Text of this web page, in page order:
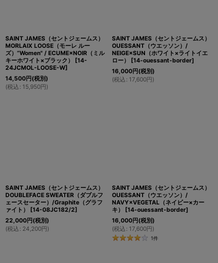
SAINT JAMES（セントジェームス）
MORLAIX LOOSE（モーレ ルー
ズ）”Women" / ECUME×NOIR（ミル
キーホワイト×ブラック）
[14-
24JCMOL-LOOSE-W]
14,500円(税別)
(税込 : 15,950円)
SAINT JAMES（セントジェームス）
OUESSANT（ウエッソン）/
NEIGE×SUN（ホワイト×ライトイエ
ロー）
[14-ouessant-border]
16,000円(税別)
(税込 : 17,600円)
SAINT JAMES（セントジェームス）
DOUBLEFACE SWEATER（ダブルフ
ェースセーター）/Graphite（グラフ
ァイト）
[14-08JC182/2]
22,000円(税別)
(税込 : 24,200円)
SAINT JAMES（セントジェームス）
OUESSANT（ウエッソン）/
NAVY×VEGETAL（ネイビー×カー
キ）
[14-ouessant-border]
16,000円(税別)
(税込 : 17,600円)
1件